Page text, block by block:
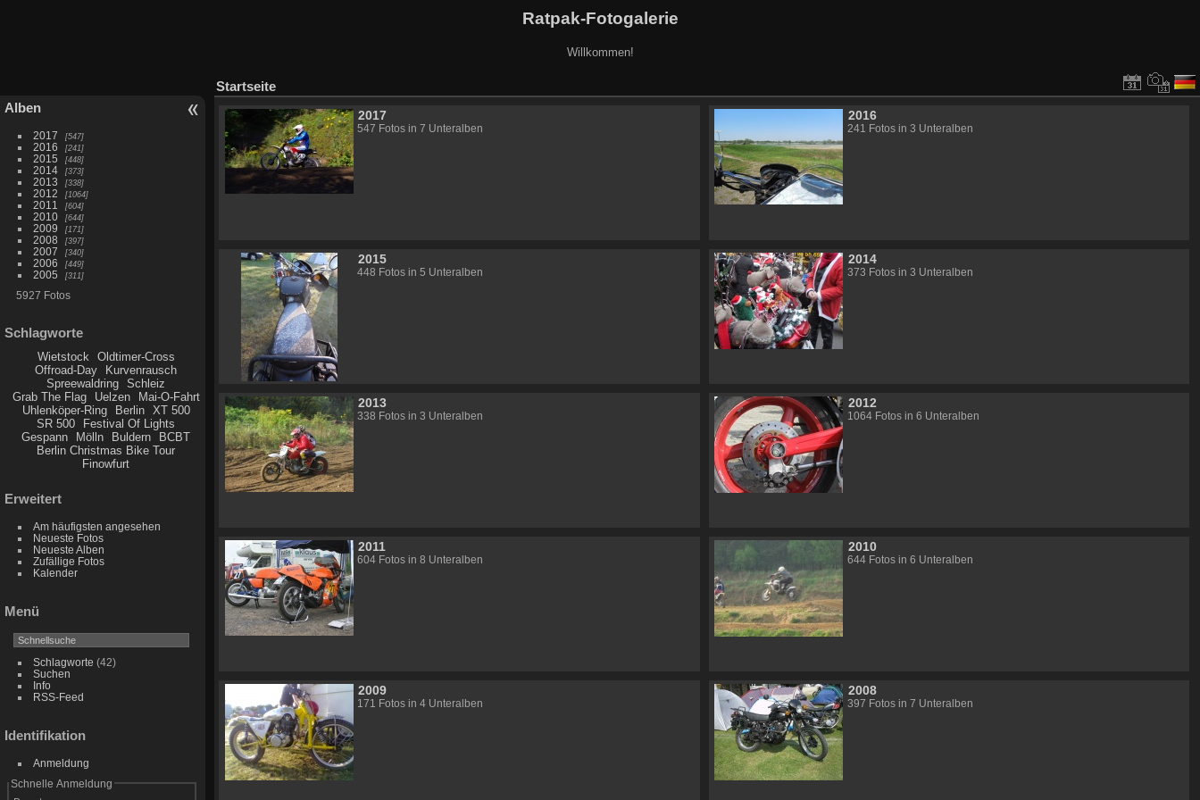
Ratpak-Fotogalerie
Willkommen!
Alben
2017 547
2016 241
2015 448
2014 373
2013 338
2012 1064
2011 604
2010 644
2009 171
2008 397
2007 340
2006 449
2005 311
5927 Fotos
Schlagworte
Wietstock
Oldtimer-Cross
Offroad-Day
Kurvenrausch
Spreewaldring
Schleiz
Grab The Flag
Uelzen
Mai-O-Fahrt
Uhlenköper-Ring
Berlin
XT 500
SR 500
Festival Of Lights
Gespann
Mölln Buldern
BCBT
Berlin Christmas Bike Tour
Finowfurt
Erweitert
Am häufigsten angesehen
Neueste Fotos
Neueste Alben
Zufällige Fotos
Kalender
Menü
Schlagworte (42)
Suchen
Info
RSS-Feed
Identifikation
Anmeldung
Schnelle Anmeldung
Startseite
2017
547 Fotos in 7 Unteralben
2016
241 Fotos in 3 Unteralben
2015
448 Fotos in 5 Unteralben
2014
373 Fotos in 3 Unteralben
2013
338 Fotos in 3 Unteralben
2012
1064 Fotos in 6 Unteralben
2011
604 Fotos in 8 Unteralben
2010
644 Fotos in 6 Unteralben
2009
171 Fotos in 4 Unteralben
2008
397 Fotos in 7 Unteralben